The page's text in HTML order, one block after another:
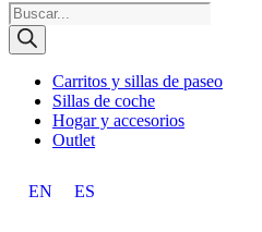
Búsqueda
de
productos
Carritos y sillas de paseo
Sillas de coche
Hogar y accesorios
Outlet
EN ES